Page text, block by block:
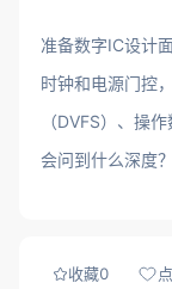
准备数字IC设计
时钟和电源门控
（DVFS）、操
会问到什么深度
收藏0